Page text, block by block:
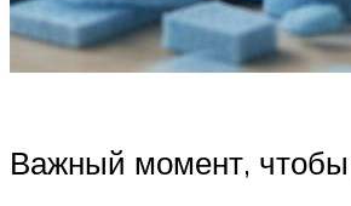
Важный момент,